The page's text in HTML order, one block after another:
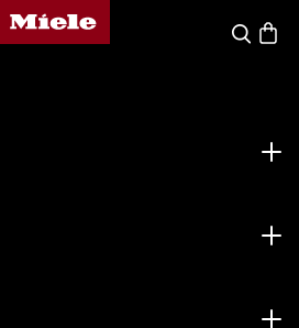
Domovská stránka spoločnosti Miele
Hľadať